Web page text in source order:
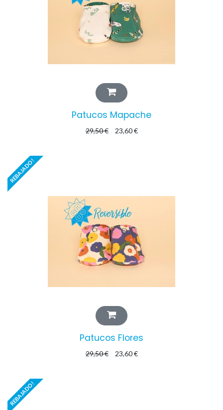
Patucos Mapache
29,50€ 23,60€
Patucos Flores
29,50€ 23,60€
REBAJADO!
REBAJADO!